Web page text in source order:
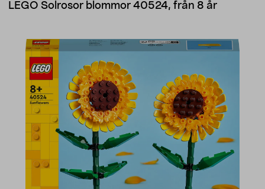
LEGO Solrosor blommor 40524, från 8 år